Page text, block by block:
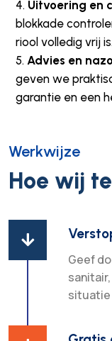
Uitvoering en
blokkade
riool volledig vrij is.
Advies en
geven we
garantie en een
Werkwijze
Hoe wij

Geef
situatie